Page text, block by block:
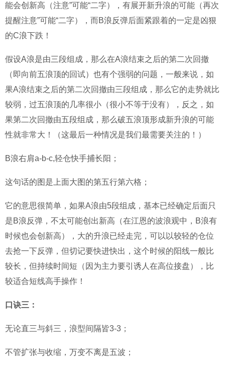
能会创新高（注意”可能“二字），有展开新升浪的可能（再次
提醒注意”可能“二字），而B浪反弹后面紧跟着的一定是凶狠
的C浪下跌！
假设A浪是由三段组成，那么在A浪结束之后的第二次回撤
（即向前五浪顶的回试）也有个强弱的问题，一般来说，如
果A浪结束之后的第二次回撤由三段组成，那么它的走势就比
较弱，过五浪顶的几率很小（很小不等于没有），反之，如
果第二次回撤由五段组成，那么破五浪顶形成新升浪的可能
性就非常大！（这最后一种情况是我们最需要关注的！）
B浪右肩a-b-c,轻仓快手捕长阳；
这句话的图是上面大图的第五行第六格；
它的意思很简单，如果A浪由5段组成，基本已经确定后面只
是B浪反弹，不太可能创出新高（在江恩的波浪观中，B浪有
时候也会创新高），大的升浪已经走完，可以以较轻的仓位
去抢一下反弹，但切记要快进快出，这个时候的阳线一般比
较长，但持续时间短（因为主力要引诱人在高位接盘），比
较适合短线高手操作！
口诀三：
无论直三与斜三，浪型间隔皆3-3；
不管扩张与收缩，万变不离是五波；